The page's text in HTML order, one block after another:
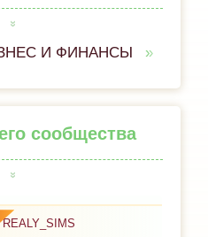
И ФИНАНСЫ
сообщества
REALY_SIMS